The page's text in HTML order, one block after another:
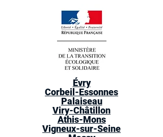
Évry
Corbeil-Essonnes
Palaiseau
Viry-Châtillon
Athis-Mons
Vigneux-sur-Seine